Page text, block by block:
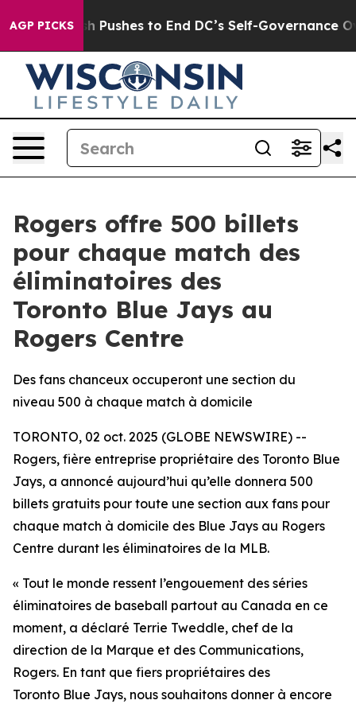
AGP PICKS
Doordash Pushes to End DC’s Self-Governance
Rogers offre 500 billets
pour chaque match des
éliminatoires des
Toronto Blue Jays au
Rogers Centre
Des fans chanceux occuperont une section du
niveau 500 à chaque match à domicile
TORONTO, 02 oct. 2025 (GLOBE NEWSWIRE) --
Rogers, fière entreprise propriétaire des Toronto Blue
Jays, a annoncé aujourd’hui qu’elle donnera 500
billets gratuits pour toute une section aux fans pour
chaque match à domicile des Blue Jays au Rogers
Centre durant les éliminatoires de la MLB.
« Tout le monde ressent l’engouement des séries
éliminatoires de baseball partout au Canada en ce
moment, a déclaré Terrie Tweddle, chef de la
direction de la Marque et des Communications,
Rogers. En tant que fiers propriétaires des
Toronto Blue Jays, nous souhaitons donner à encore